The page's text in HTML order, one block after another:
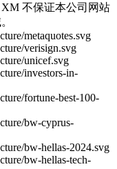
不保证本公司网站